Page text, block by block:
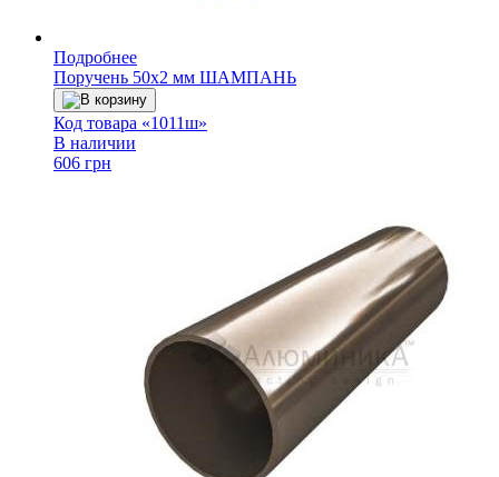
Подробнее
Поручень 50х2 мм ШАМПАНЬ
В корзину
Код товара «1011ш»
В наличии
606 грн